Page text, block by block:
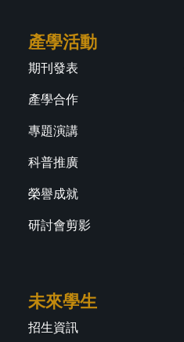
產學活動
期刊發表
產學合作
專題演講
科普推廣
榮譽成就
研討會剪影
未來學生
招生資訊